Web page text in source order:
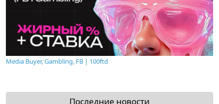
Media Buyer, Gambling, FB | 100ftd
Последние новости